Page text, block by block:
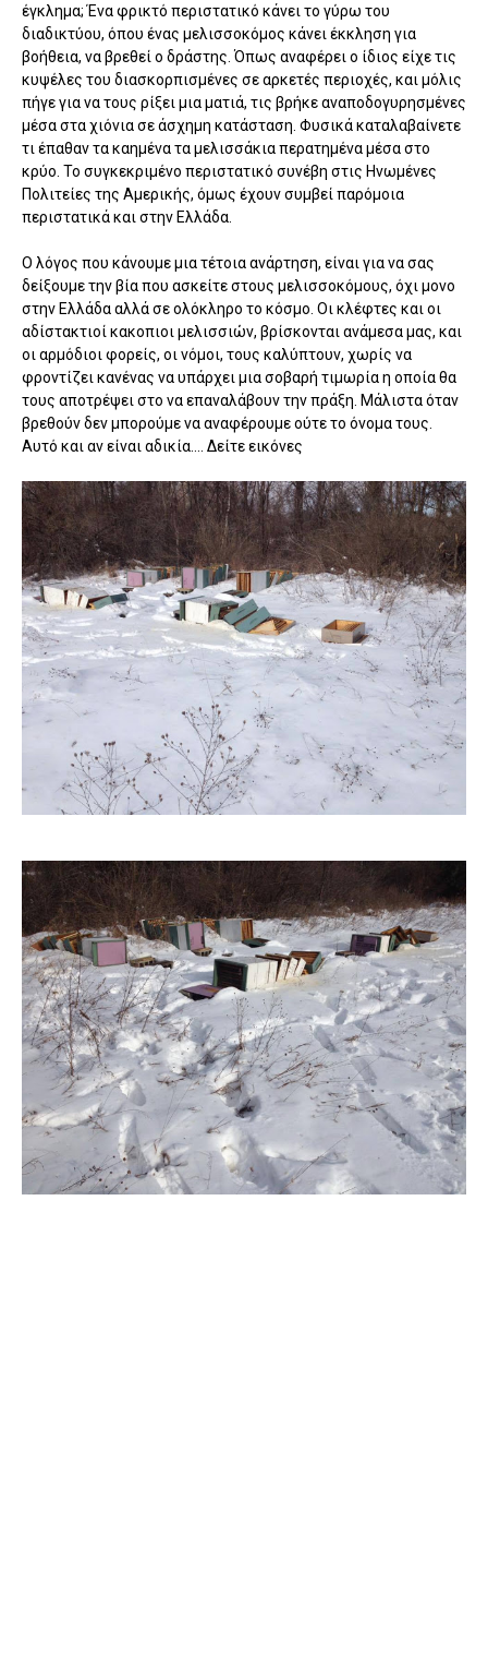
έγκλημα; Ένα φρικτό περιστατικό κάνει το γύρω του
διαδικτύου, όπου ένας μελισσοκόμος κάνει έκκληση για
βοήθεια, να βρεθεί ο δράστης. Όπως αναφέρει ο ίδιος είχε τις
κυψέλες του διασκορπισμένες σε αρκετές περιοχές, και μόλις
πήγε για να τους ρίξει μια ματιά, τις βρήκε αναποδογυρησμένες
μέσα στα χιόνια σε άσχημη κατάσταση. Φυσικά καταλαβαίνετε
τι έπαθαν τα καημένα τα μελισσάκια περατημένα μέσα στο
κρύο. Το συγκεκριμένο περιστατικό συνέβη στις Ηνωμένες
Πολιτείες της Αμερικής, όμως έχουν συμβεί παρόμοια
περιστατικά και στην Ελλάδα.
Ο λόγος που κάνουμε μια τέτοια ανάρτηση, είναι για να σας
δείξουμε την βία που ασκείτε στους μελισσοκόμους, όχι μονο
στην Ελλάδα αλλά σε ολόκληρο το κόσμο. Οι κλέφτες και οι
αδίστακτιοί κακοπιοι μελισσιών, βρίσκονται ανάμεσα μας, και
οι αρμόδιοι φορείς, οι νόμοι, τους καλύπτουν, χωρίς να
φροντίζει κανένας να υπάρχει μια σοβαρή τιμωρία η οποία θα
τους αποτρέψει στο να επαναλάβουν την πράξη. Μάλιστα όταν
βρεθούν δεν μπορούμε να αναφέρουμε ούτε το όνομα τους.
Αυτό και αν είναι αδικία.... Δείτε εικόνες